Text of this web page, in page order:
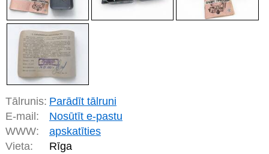
Tālrunis: Parādīt tālruni
E-mail:
Nosūtīt e-pastu
WWW:
apskatīties
Vieta:
Rīga